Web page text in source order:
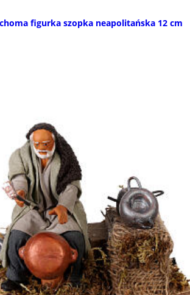
figurka szopka neapolitańska 12 cm